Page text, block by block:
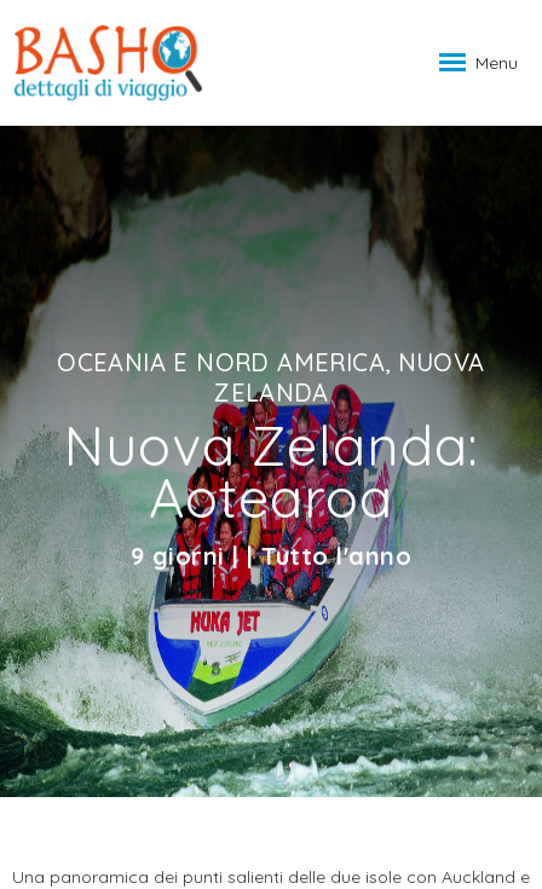
Menu
OCEANIA E NORD AMERICA, NUOVA
ZELANDA
Nuova Zelanda:
Aotearoa
9 giorni | | Tutto l'anno
Una panoramica dei punti salienti delle due isole con Auckland e